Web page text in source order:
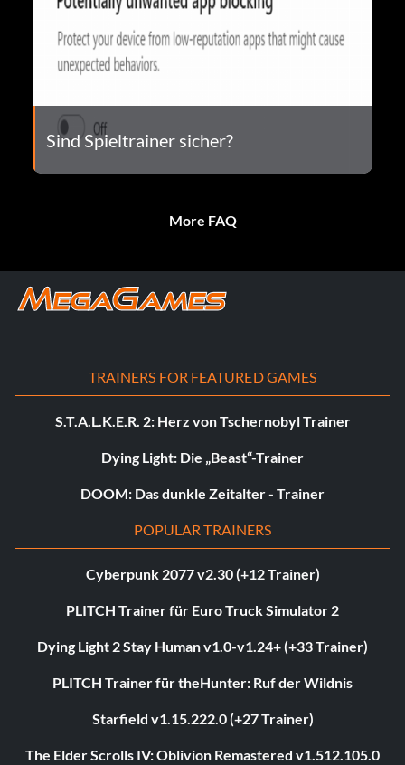
Sind Spieltrainer sicher?
More FAQ
TRAINERS FOR FEATURED GAMES
S.T.A.L.K.E.R. 2: Herz von Tschernobyl Trainer
Dying Light: Die „Beast“-Trainer
DOOM: Das dunkle Zeitalter - Trainer
POPULAR TRAINERS
Cyberpunk 2077 v2.30 (+12 Trainer)
PLITCH Trainer für Euro Truck Simulator 2
Dying Light 2 Stay Human v1.0-v1.24+ (+33 Trainer)
PLITCH Trainer für theHunter: Ruf der Wildnis
Starfield v1.15.222.0 (+27 Trainer)
The Elder Scrolls IV: Oblivion Remastered v1.512.105.0